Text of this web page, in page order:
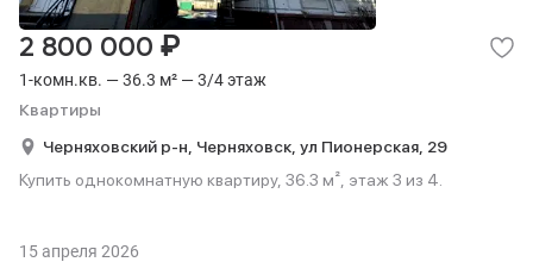
1-комн.кв. — 36.3 м² — 3/4 этаж
Квартиры
2 800 000 ₽
Черняховский р-н, Черняховск, ул Пионерская, 29
Купить однокомнатную квартиру, 36.3 м², этаж 3 из 4.
15 апреля 2026